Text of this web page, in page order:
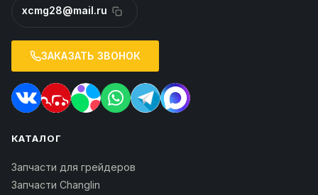
xcmg28@mail.ru
ЗАКАЗАТЬ ЗВОНОК
КАТАЛОГ
Запчасти для грейдеров
Запчасти Changlin